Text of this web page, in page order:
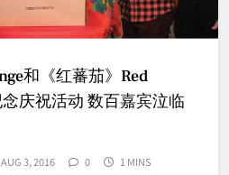
和《红蕃茄》Red
庆祝活动 数百嘉宾泣临
AUG 3, 2016 0 1 MINS